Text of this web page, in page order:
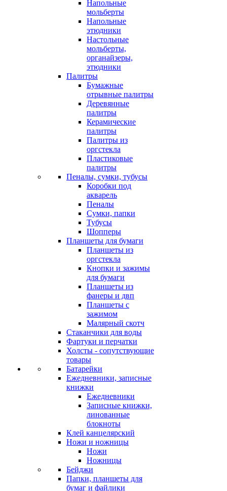
Напольные
мольберты
Напольные
этюдники
Настольные
мольберты,
органайзеры,
этюдники
Палитры
Бумажные
отрывные палитры
Деревянные
палитры
Керамические
палитры
Палитры из
оргстекла
Пластиковые
палитры
Пеналы, сумки, тубусы
Коробки под
акварель
Пеналы
Сумки, папки
Тубусы
Шопперы
Планшеты для бумаги
Планшеты из
оргстекла
Кнопки и зажимы
для бумаги
Планшеты из
фанеры и двп
Планшеты с
зажимом
Малярный скотч
Стаканчики для воды
Фартуки и перчатки
Холсты - сопутствующие
товары
Батарейки
Ежедневники, записные
книжки
Ежедневники
Записные книжки,
линованные
блокноты
Клей канцелярский
Ножи и ножницы
Ножи
Ножницы
Бейджи
Папки, планшеты для
бумаг и файлики